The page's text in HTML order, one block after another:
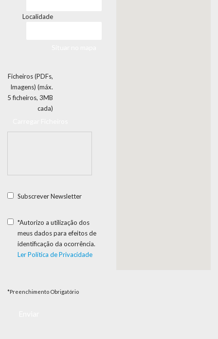
Localidade
Ficheiros (PDFs,
Imagens) (máx.
5 ficheiros, 3MB
cada)
Subscrever Newsletter
*Autorizo a utilização dos
meus dados para efeitos de
identificação da ocorrência.
Ler Política de Privacidade
*Preenchimento Obrigatório